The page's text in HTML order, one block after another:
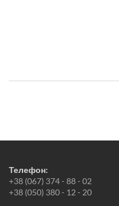
Телефон:
+38 (067) 374 - 88 - 02
+38 (050) 380 - 12 - 20